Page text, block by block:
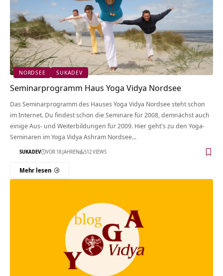
NORDSEE SUKADEV
Seminarprogramm Haus Yoga Vidya Nordsee
Das Seminarprogramm des Hauses Yoga Vidya Nordsee steht schon
im Internet. Du findest schon die Seminare für 2008, demnächst auch
einige Aus- und Weiterbildungen für 2009. Hier geht's zu den Yoga-
Seminaren im Yoga Vidya Ashram Nordsee...
SUKADEV VOR 18 JAHREN 512 VIEWS
Mehr lesen